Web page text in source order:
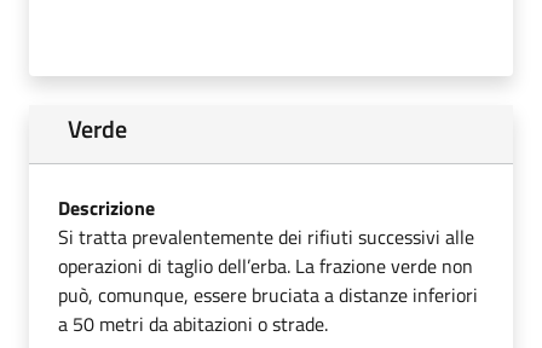
Verde
Descrizione
Si tratta prevalentemente dei rifiuti successivi alle
operazioni di taglio dell’erba. La frazione verde non
può, comunque, essere bruciata a distanze inferiori
a 50 metri da abitazioni o strade.